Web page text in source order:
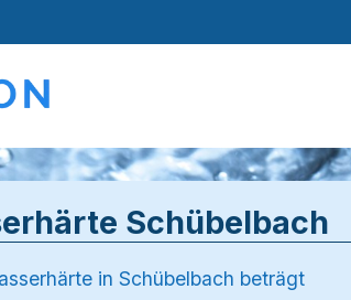
Schübelbach
in Schübelbach beträgt